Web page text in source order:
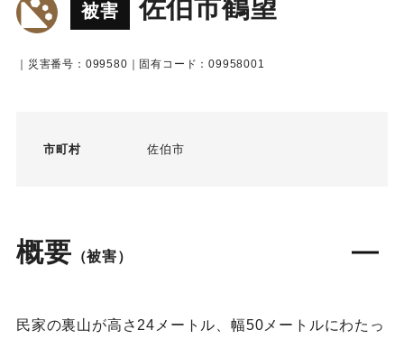
被害 佐伯市鶴望
｜災害番号：099580｜固有コード：09958001
市町村 佐伯市
概要 （被害）
民家の裏山が高さ24メートル、幅50メートルにわたっ